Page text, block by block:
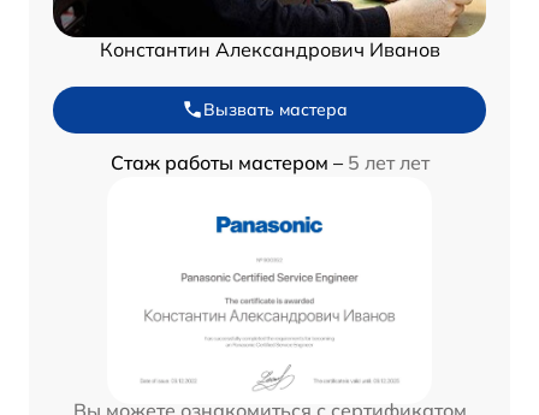
Константин Александрович Иванов
Вызвать мастера
Стаж работы мастером – 5 лет лет
Вы можете ознакомиться с сертификатом